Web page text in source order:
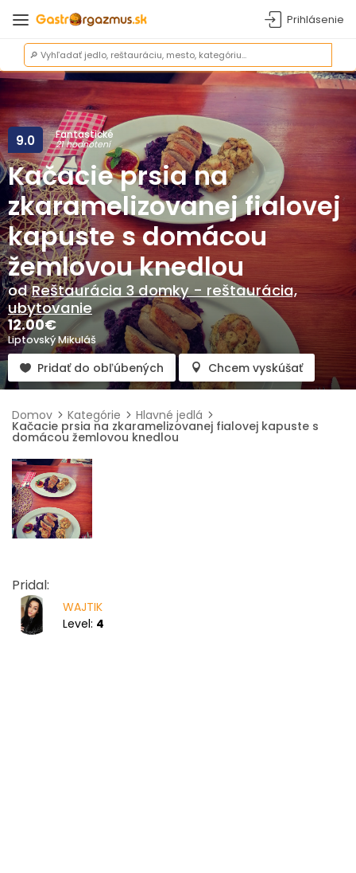
Prihlásenie
Fantastické
21 hodnotení
9.0
Kačacie prsia na
zkaramelizovanej fialovej
kapuste s domácou
žemlovou knedlou
odReštaurácia 3 domky - reštaurácia,
ubytovanie
12.00€
Liptovský Mikuláš
Pridať do obľúbených Chcem vyskúšať
Domov Kategórie Hlavné jedlá
Kačacie prsia na zkaramelizovanej fialovej kapuste s
domácou žemlovou knedlou
Pridal:
WAJTIK
Level: 4